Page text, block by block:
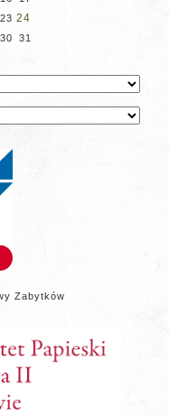
23 24
30 31
Zabytków